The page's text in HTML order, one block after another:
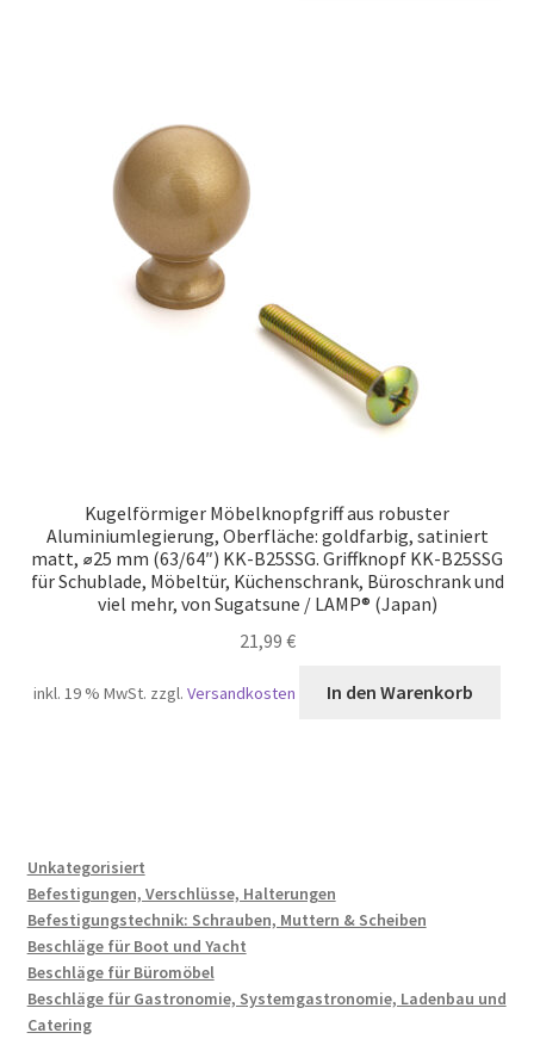
Kugelförmiger Möbelknopfgriff aus robuster
Aluminiumlegierung, Oberfläche: goldfarbig, satiniert
matt, ⌀25 mm (63/64″) KK-B25SSG. Griffknopf KK-B25SSG
für Schublade, Möbeltür, Küchenschrank, Büroschrank und
viel mehr, von Sugatsune / LAMP® (Japan)
21,99 €
inkl. 19 % MwSt. zzgl.Versandkosten In den Warenkorb
Unkategorisiert
Befestigungen, Verschlüsse, Halterungen
Befestigungstechnik: Schrauben, Muttern & Scheiben
Beschläge für Boot und Yacht
Beschläge für Büromöbel
Beschläge für Gastronomie, Systemgastronomie, Ladenbau und
Catering